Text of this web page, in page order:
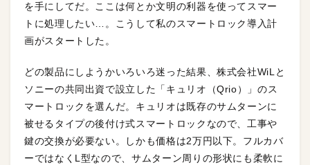
を手にしてだ。ここは何とか文明の利器を使ってスマー
トに処理したい…。こうして私のスマートロック導入計
画がスタートした。
どの製品にしようかいろいろ迷った結果、株式会社WiLと
ソニーの共同出資で設立した「キュリオ（Qrio）」のス
マートロックを選んだ。キュリオは既存のサムターンに
被せるタイプの後付け式スマートロックなので、工事や
鍵の交換が必要ない。しかも価格は2万円以下。フルカバ
ーではなくL型なので、サムターン周りの形状にも柔軟に